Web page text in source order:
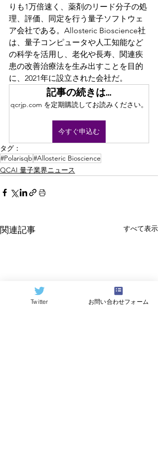
りも1万倍速く、薬剤のリード分子の処
理、評価、同定を行う量子ソフトウェ
ア会社である。Allosteric Bioscience社
は、量子コンピュータや人工知能など
の科学を活用し、老化や長寿、関連疾
患の改善治療法を生み出すことを目的
に、2021年に設立された会社だ。
記事の続きは…
qcrjp.com を定期購読してお読みください。
今すぐ申込む
タグ：
#Polarisqb#Allosteric Bioscience
QCAI 量子業界ニュース
関連記事 すべて表示
Twitter お問い合わせフォーム